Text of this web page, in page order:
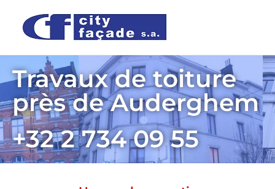
Travaux de toiture
près de Auderghem
+32 2 734 09 55